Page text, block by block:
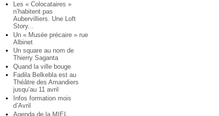
Les « Colocataires »
n’habitent pas
Aubervilliers. Une Loft
Story...
Un « Musée précaire » rue
Albinet
Un square au nom de
Thierry Saganta
Quand la ville bouge
Fadila Belkebla est au
Théâtre des Amandiers
jusqu’au 11 avril
Infos formation mois
d’Avril
Agenda de la MIEL